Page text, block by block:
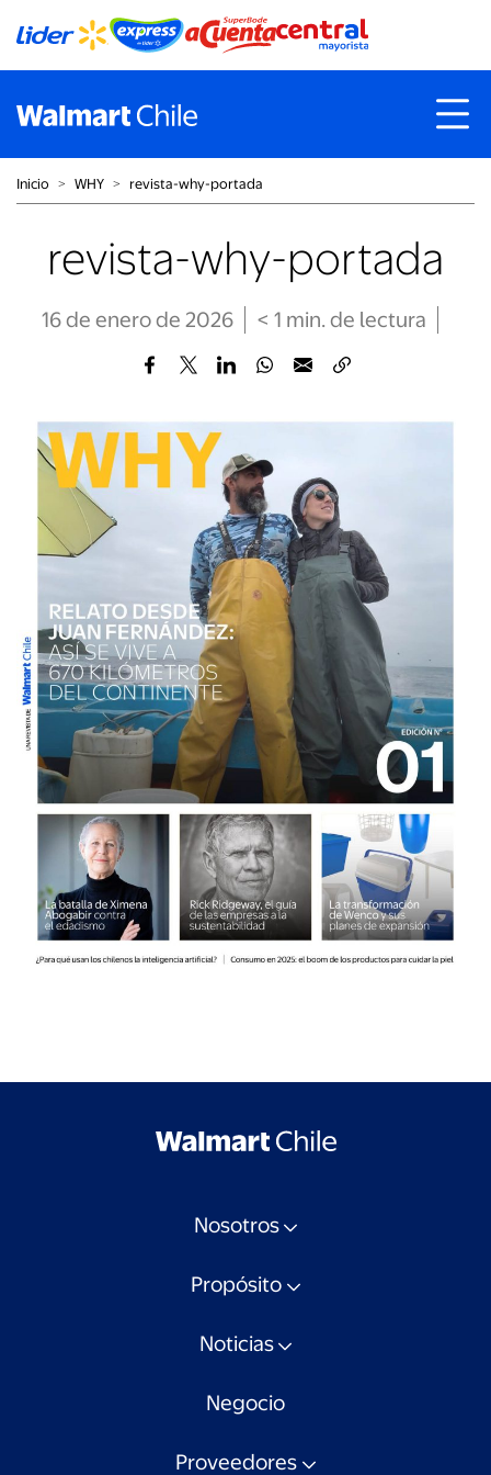
Inicio ˃ WHY ˃ revista-why-portada
revista-why-portada
16 de enero de 2026 < 1 min. de lectura
Nosotros
Propósito
Noticias
Negocio
Proveedores